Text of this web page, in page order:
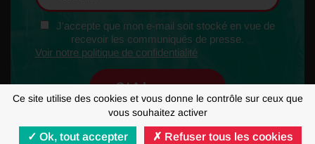
Ce site utilise des cookies et vous donne le contrôle sur ceux que
vous souhaitez activer
Ok, tout accepter Refuser tous les cookies
J'accepte que mon e-mail soit stocké en vue de
recevoir les communiqués de presse.
Voir notre politique de confidentialité